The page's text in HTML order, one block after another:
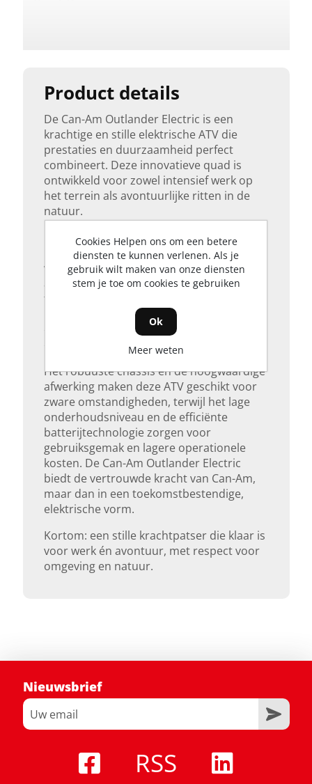
Product details
De Can-Am Outlander Electric is een
krachtige en stille elektrische ATV die
prestaties en duurzaamheid perfect
combineert. Deze innovatieve quad is
ontwikkeld voor zowel intensief werk op
het terrein als avontuurlijke ritten in de
natuur.
Dankzij de volledig elektrische aandrijving
levert de Outlander Electric direct koppel,
wat zorgt voor soepele en responsieve
acceleratie in elke situatie. Je rijdt
fluisterstil, zonder uitstoot, waardoor hij
ideaal is voor gebruik in natuurgebieden,
op landbouwgrond of rondom stal- en
Het robuuste chassis en de hoogwaardige
afwerking maken deze ATV geschikt voor
zware omstandigheden, terwijl het lage
onderhoudsniveau en de efficiënte
batterijtechnologie zorgen voor
gebruiksgemak en lagere operationele
kosten. De Can-Am Outlander Electric
biedt de vertrouwde kracht van Can-Am,
maar dan in een toekomstbestendige,
elektrische vorm.
Kortom: een stille krachtpatser die klaar is
voor werk én avontuur, met respect voor
omgeving en natuur.
4-Wielaandrijving
Transmissie
Automaat
Stuurbekrachtiging
Ja
Zitplaatsen
1-Persoons
Nieuwsbrief
RSS
Cookies Helpen ons om een betere
diensten te kunnen verlenen. Als je
gebruik wilt maken van onze diensten
stem je toe om cookies te gebruiken
Ok
Meer weten